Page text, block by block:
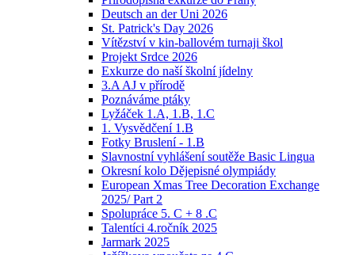
Deutsch an der Uni 2026
St. Patrick's Day 2026
Vítězství v kin-ballovém turnaji škol
Projekt Srdce 2026
Exkurze do naší školní jídelny
3.A AJ v přírodě
Poznáváme ptáky
Lyžáček 1.A, 1.B, 1.C
1. Vysvědčení 1.B
Fotky Bruslení - 1.B
Slavnostní vyhlášení soutěže Basic Lingua
Okresní kolo Dějepisné olympiády
European Xmas Tree Decoration Exchange
2025/ Part 2
Spolupráce 5. C + 8 .C
Talentíci 4.ročník 2025
Jarmark 2025